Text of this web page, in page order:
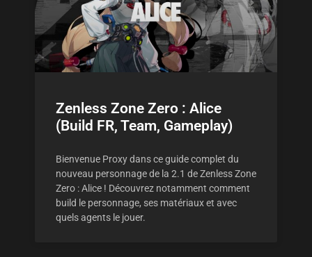
Zenless Zone Zero : Alice
(Build FR, Team, Gameplay)
Bienvenue Proxy dans ce guide complet du
nouveau personnage de la 2.1 de Zenless Zone
Zero : Alice ! Découvrez notamment comment
build le personnage, ses matériaux et avec
quels agents le jouer.